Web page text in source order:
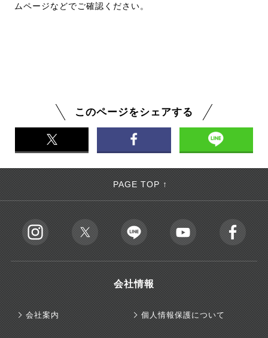
ムページなどでご確認ください。
このページをシェアする
PAGE TOP ↑
会社情報
会社案内 個人情報保護について